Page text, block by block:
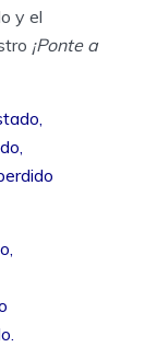
y el
¡Ponte a